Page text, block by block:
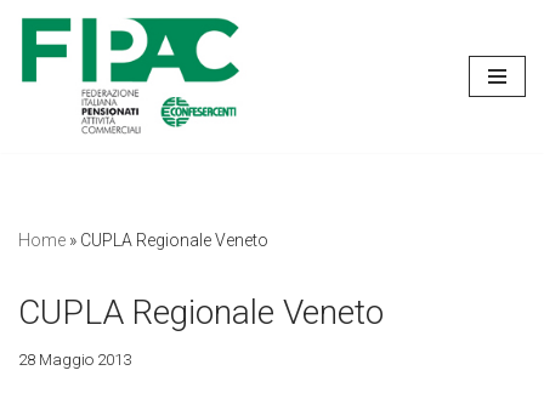
Vai
contenuto
Home » CUPLA Regionale Veneto
CUPLA Regionale Veneto
28 Maggio 2013